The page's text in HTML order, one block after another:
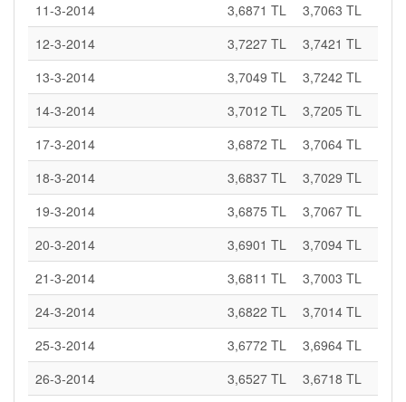
11-3-2014
3,6871 TL
3,7063 TL
12-3-2014
3,7227 TL
3,7421 TL
13-3-2014
3,7049 TL
3,7242 TL
14-3-2014
3,7012 TL
3,7205 TL
17-3-2014
3,6872 TL
3,7064 TL
18-3-2014
3,6837 TL
3,7029 TL
19-3-2014
3,6875 TL
3,7067 TL
20-3-2014
3,6901 TL
3,7094 TL
21-3-2014
3,6811 TL
3,7003 TL
24-3-2014
3,6822 TL
3,7014 TL
25-3-2014
3,6772 TL
3,6964 TL
26-3-2014
3,6527 TL
3,6718 TL